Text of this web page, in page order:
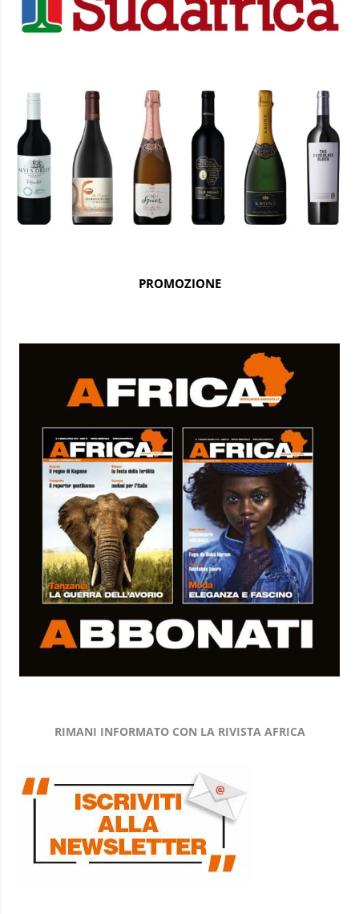
PROMOZIONE
RIMANI INFORMATO CON LA RIVISTA AFRICA